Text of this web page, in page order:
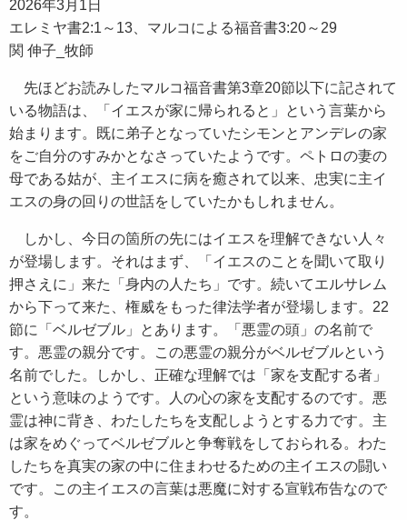
2026年3月1日
エレミヤ書2:1～13、マルコによる福音書3:20～29
関 伸子_牧師
先ほどお読みしたマルコ福音書第3章20節以下に記されて
いる物語は、「イエスが家に帰られると」という言葉から
始まります。既に弟子となっていたシモンとアンデレの家
をご自分のすみかとなさっていたようです。ペトロの妻の
母である姑が、主イエスに病を癒されて以来、忠実に主イ
エスの身の回りの世話をしていたかもしれません。
しかし、今日の箇所の先にはイエスを理解できない人々
が登場します。それはまず、「イエスのことを聞いて取り
押さえに」来た「身内の人たち」です。続いてエルサレム
から下って来た、権威をもった律法学者が登場します。22
節に「ベルゼブル」とあります。「悪霊の頭」の名前で
す。悪霊の親分です。この悪霊の親分がベルゼブルという
名前でした。しかし、正確な理解では「家を支配する者」
という意味のようです。人の心の家を支配するのです。悪
霊は神に背き、わたしたちを支配しようとする力です。主
は家をめぐってベルゼブルと争奪戦をしておられる。わた
したちを真実の家の中に住まわせるための主イエスの闘い
です。この主イエスの言葉は悪魔に対する宣戦布告なので
す。